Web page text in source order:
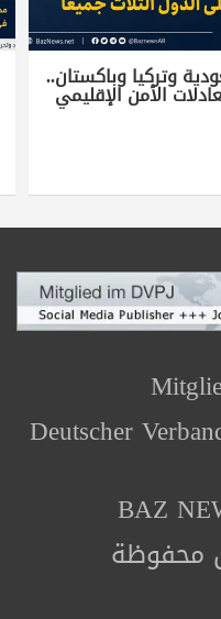
وتركيا وباكستان..
الأمن الإقليمي
Deutscher
© 2026